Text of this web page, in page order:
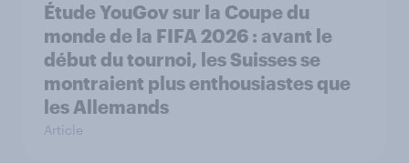
Étude YouGov sur la Coupe du
monde de la FIFA 2026 : avant le
début du tournoi, les Suisses se
montraient plus enthousiastes que
les Allemands
Article